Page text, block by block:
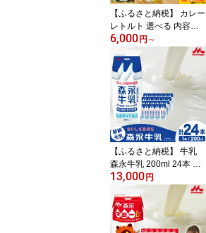
【ふるさと納税】 カレー
レトルト 選べる 内容量
Coco壱番屋監修 尾西の
カレーライス ＆ マイル
ドカレーセット [サワセ
イ 江南店 愛知県 江南市
ko23btu100003] レトル
トカレー レトルト 簡単
時短 便利 ストック 小分
け
6,000円 ～
【ふるさと納税】 牛乳
森永牛乳 200ml 24本 計4
800ml 森永乳業 [翔栄通
商 愛知県 江南市 ko23bt
u570062] 紙パック 牛乳
ミルク 生乳100％ おやつ
ジャストサイズ まとめ買
13,000円